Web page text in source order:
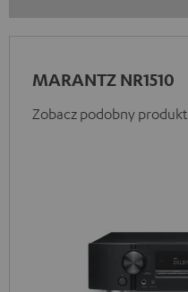
MARANTZ NR1510
Zobacz podobny produkt